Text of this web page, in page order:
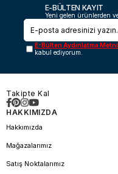
E-BÜLTEN KAYIT
Yeni gelen ürünlerden
E-Bülten Aydınlatma Metni
kabul ediyorum.
Takipte Kal
HAKKIMIZDA
Hakkımızda
Mağazalarımız
Satış Noktalarımız